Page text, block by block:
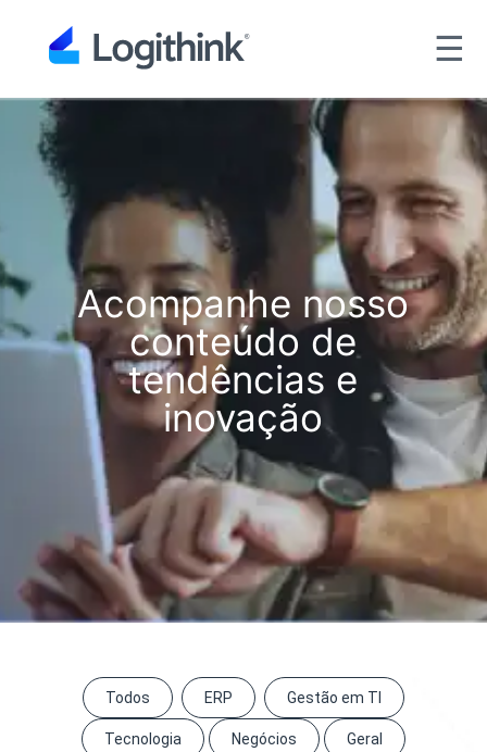
☰
Acompanhe nosso
conteúdo de
tendências e
inovação
Todos ERP Gestão em TI
Tecnologia Negócios Geral